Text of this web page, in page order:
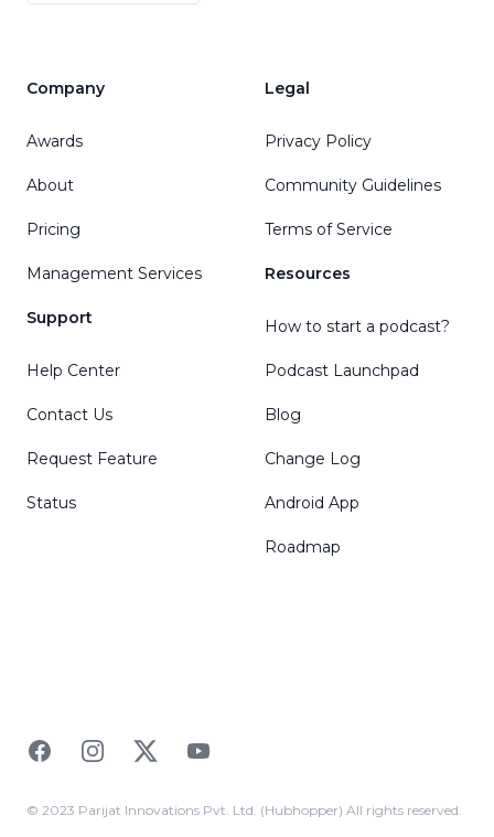
Company
Awards
About
Pricing
Management Services
Support
Help Center
Contact Us
Request Feature
Status
Legal
Privacy Policy
Community Guidelines
Terms of Service
Resources
How to start a podcast?
Podcast Launchpad
Blog
Change Log
Android App
Roadmap
FacebookInstagramTwitterYouTube
© 2023 Parijat Innovations Pvt. Ltd. (Hubhopper) All rights reserved.